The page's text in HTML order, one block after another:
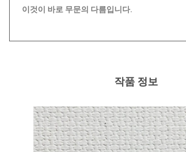
이것이 바로 무문의 다름입니다.
작품 정보